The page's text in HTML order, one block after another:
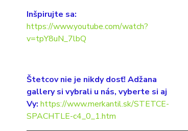
Inšpirujte sa:
https://www.youtube.com/watch?
v=tpY8uN_7lbQ
Štetcov nie je nikdy dosť! Adžana
gallery si vybrali u nás, vyberte si aj
Vy: https://www.merkantil.sk/STETCE-
SPACHTLE-c4_0_1.htm